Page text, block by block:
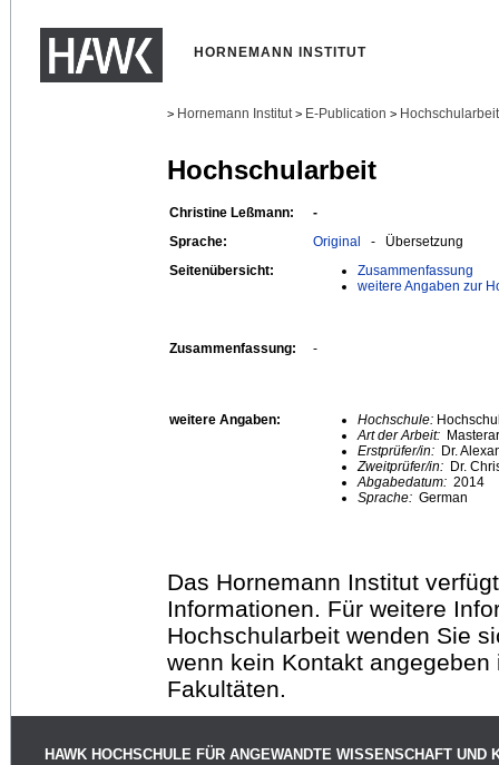
HORNEMANN INSTITUT
> Hornemann Institut > E-Publication >
Hochschularbeit
Christine Leßmann:
-
Sprache:
Original - Übersetzung
Seitenübersicht:
Zusammenfassung
weitere Angaben zur
Zusammenfassung: -
weitere Angaben: Hochschule:
Art der Arbeit:
Erstprüfer/in: Dr.
Zweitprüfer/in: Dr.
Abgabedatum: 2014
Sprache: German
Das Hornemann Institut
Informationen. Für weitere
Hochschularbeit wenden Sie
wenn kein Kontakt
Fakultäten.
HAWK HOCHSCHULE FÜR ANGEWANDTE WISSENSCHAFT UND